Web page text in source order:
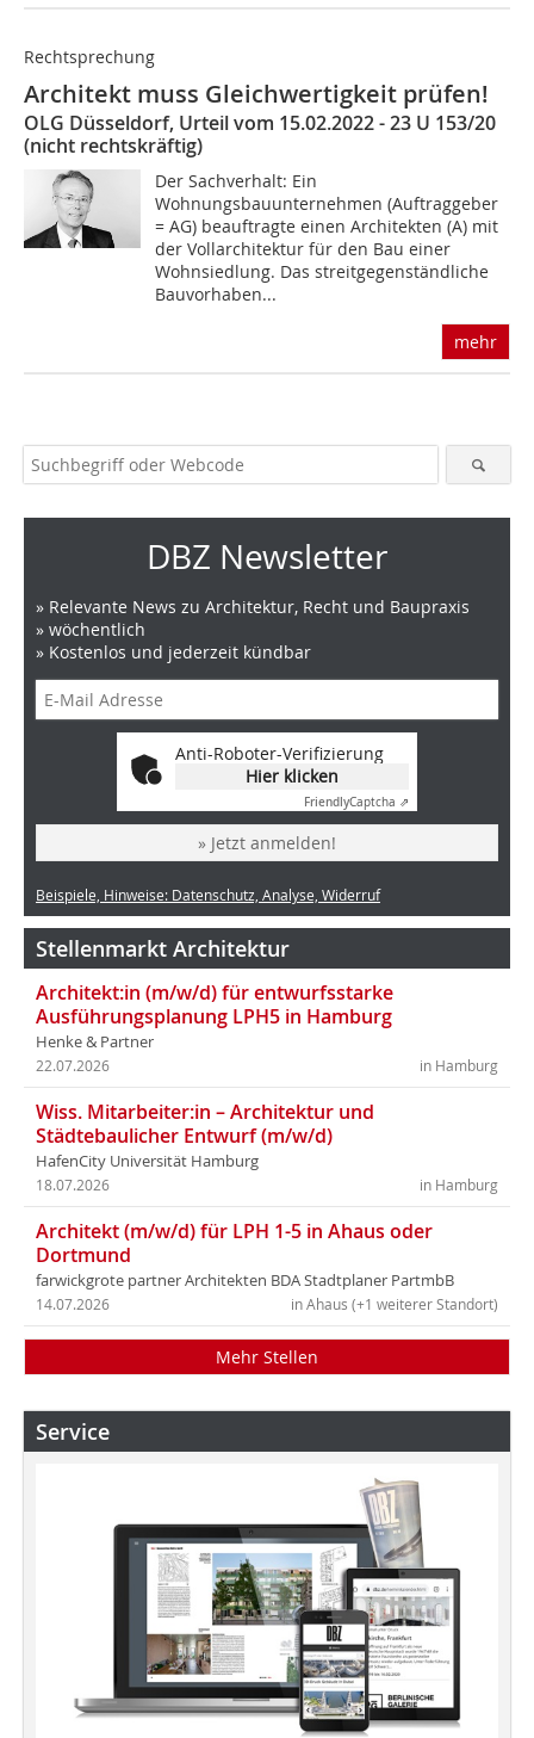
Rechtsprechung
Architekt muss Gleichwertigkeit prüfen!
OLG Düsseldorf, Urteil vom 15.02.2022 - 23 U 153/20
(nicht rechtskräftig)
Der Sachverhalt: Ein
Wohnungsbauunternehmen (Auftraggeber
= AG) beauftragte einen Architekten (A) mit
der Vollarchitektur für den Bau einer
Wohnsiedlung. Das streitgegenständliche
Bauvorhaben...
mehr
DBZ Newsletter
» Relevante News zu Architektur, Recht und Baupraxis
» wöchentlich
» Kostenlos und jederzeit kündbar
Anti-Roboter-Verifizierung
Hier klicken
FriendlyCaptcha ⇗
» Jetzt anmelden!
Beispiele, Hinweise: Datenschutz, Analyse, Widerruf
Stellenmarkt Architektur
Architekt:in (m/w/d) für entwurfsstarke
Ausführungsplanung LPH5 in Hamburg
Henke & Partner
in Hamburg
22.07.2026
Wiss. Mitarbeiter:in – Architektur und
Städtebaulicher Entwurf (m/w/d)
HafenCity Universität Hamburg
in Hamburg
18.07.2026
Architekt (m/w/d) für LPH 1-5 in Ahaus oder
Dortmund
farwickgrote partner Architekten BDA Stadtplaner PartmbB
in Ahaus (+1 weiterer Standort)
14.07.2026
Mehr Stellen
Service